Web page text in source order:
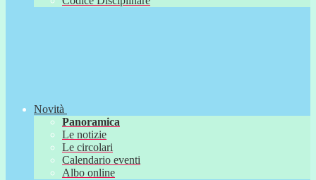
Novità
Panoramica
Le notizie
Le circolari
Calendario eventi
Albo online